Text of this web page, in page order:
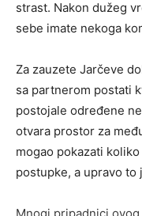
strast. Nakon dužeg
sebe imate nekoga
Za zauzete Jarčeve
sa partnerom postati
postojale određene
otvara prostor za
mogao pokazati
postupke, a upravo